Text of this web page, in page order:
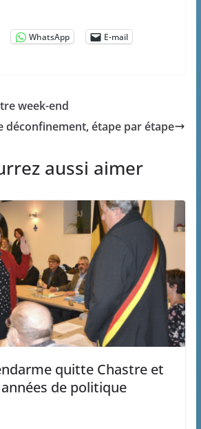
WhatsApp
E-mail
week-end
déconfinement, étape par étape
aussi aimer
quitte Chastre et
de politique